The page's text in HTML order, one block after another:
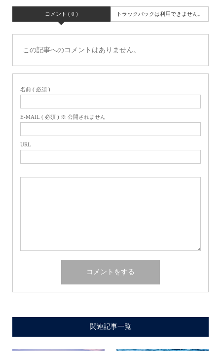
コメント ( 0 ) トラックバックは利用できません。
この記事へのコメントはありません。
名前 ( 必須 )
E-MAIL ( 必須 ) ※ 公開されません
URL
関連記事一覧